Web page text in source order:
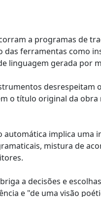
a programas de
ferramentas como
linguagem gerada por
o título original da
implica uma
mistura de
a decisões e
e "de uma visão